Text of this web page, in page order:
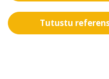
Tutustu